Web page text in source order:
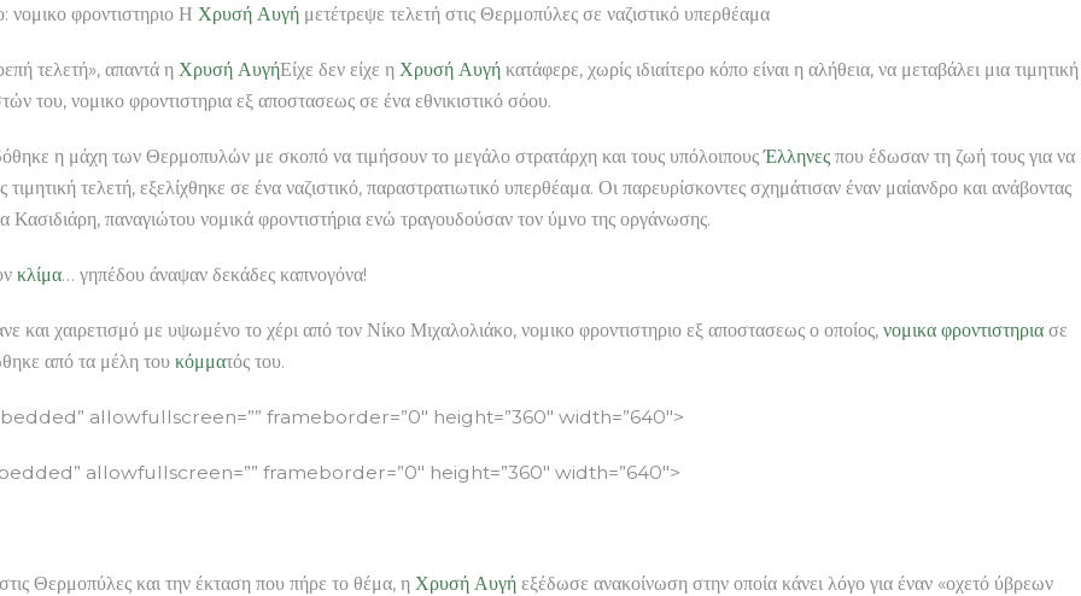
φροντιστηριο Η Χρυσή Αυγή μετέτρεψε τελετή στις Θερμοπύλες σε ναζιστικό υπερθέαμα
τελετή», απαντά η Χρυσή ΑυγήΕίχε δεν είχε η Χρυσή Αυγή κατάφερε, χωρίς ιδιαίτερο κόπο είναι η αλήθεια, να μεταβάλει μια τιμητική
του, νομικο φροντιστηρια εξ αποστασεως σε ένα εθνικιστικό σόου.
η μάχη των Θερμοπυλών με σκοπό να τιμήσουν το μεγάλο στρατάρχη και τους υπόλοιπουςΈλληνες που έδωσαν τη ζωή τους για να
τελετή, εξελίχθηκε σε ένα ναζιστικό, παραστρατιωτικό υπερθέαμα. Οι παρευρίσκοντες σχημάτισαν έναν μαίανδρο και ανάβοντας
παναγιώτου νομικά φροντιστήρια ενώ τραγουδούσαν τον ύμνο της οργάνωσης.
κλίμα… γηπέδου άναψαν δεκάδες καπνογόνα!
και χαιρετισμό με υψωμένο το χέρι από τον Νίκο Μιχαλολιάκο, νομικο φροντιστηριο εξ αποστασεως ο οποίος, νομικα φροντιστηρια σε
από τα μέλη του κόμματός του.
allowfullscreen=”” frameborder=”0″ height=”360″ width=”640″>
allowfullscreen=”” frameborder=”0″ height=”360″ width=”640″>
Θερμοπύλες και την έκταση που πήρε το θέμα, η Χρυσή Αυγή εξέδωσε ανακοίνωση στην οποία κάνει λόγο για έναν «οχετό ύβρεων